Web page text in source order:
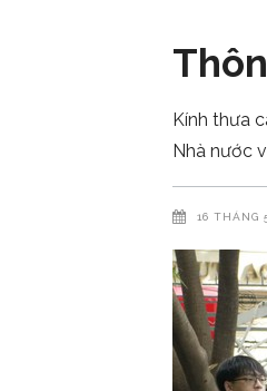
Kính thưa
Nhà nước
16 THÁNG